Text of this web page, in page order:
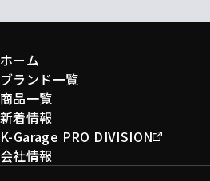
ホーム
ブランド一覧
商品一覧
新着情報
K-Garage PRO DIVISION
会社情報